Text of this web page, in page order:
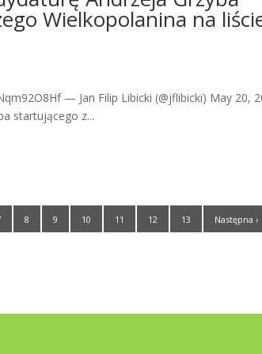
Wielkopolanina na
— Jan Filip Libicki (@jflibicki) May 20,
startującego z...
8 9 10 11 12 13 Następna ›